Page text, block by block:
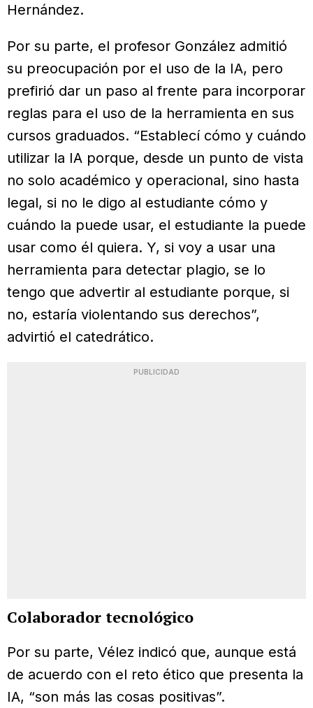
Hernández.
Por su parte, el profesor González admitió
su preocupación por el uso de la IA, pero
prefirió dar un paso al frente para incorporar
reglas para el uso de la herramienta en sus
cursos graduados. “Establecí cómo y cuándo
utilizar la IA porque, desde un punto de vista
no solo académico y operacional, sino hasta
legal, si no le digo al estudiante cómo y
cuándo la puede usar, el estudiante la puede
usar como él quiera. Y, si voy a usar una
herramienta para detectar plagio, se lo
tengo que advertir al estudiante porque, si
no, estaría violentando sus derechos”,
advirtió el catedrático.
PUBLICIDAD
Colaborador tecnológico
Por su parte, Vélez indicó que, aunque está
de acuerdo con el reto ético que presenta la
IA, “son más las cosas positivas”.